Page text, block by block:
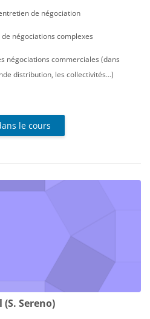
de négociation
négociations complexes
négociations commerciales (dans
distribution, les collectivités…)
le cours
Sereno)